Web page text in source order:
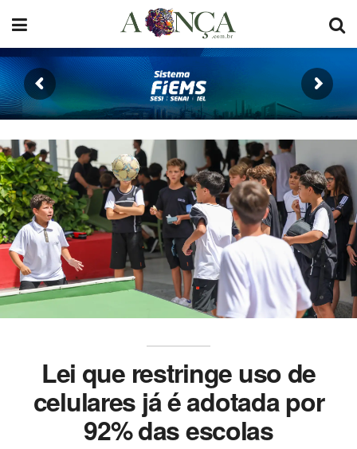
Lei que restringe uso de
celulares já é adotada por
92% das escolas